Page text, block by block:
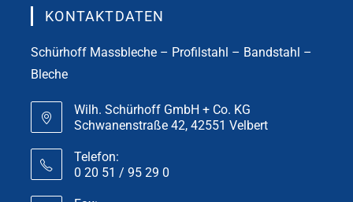
KONTAKTDATEN
Schürhoff Massbleche – Profilstahl – Bandstahl –
Bleche
Wilh. Schürhoff GmbH + Co. KG
Schwanenstraße 42, 42551 Velbert
Telefon:
0 20 51 / 95 29 0